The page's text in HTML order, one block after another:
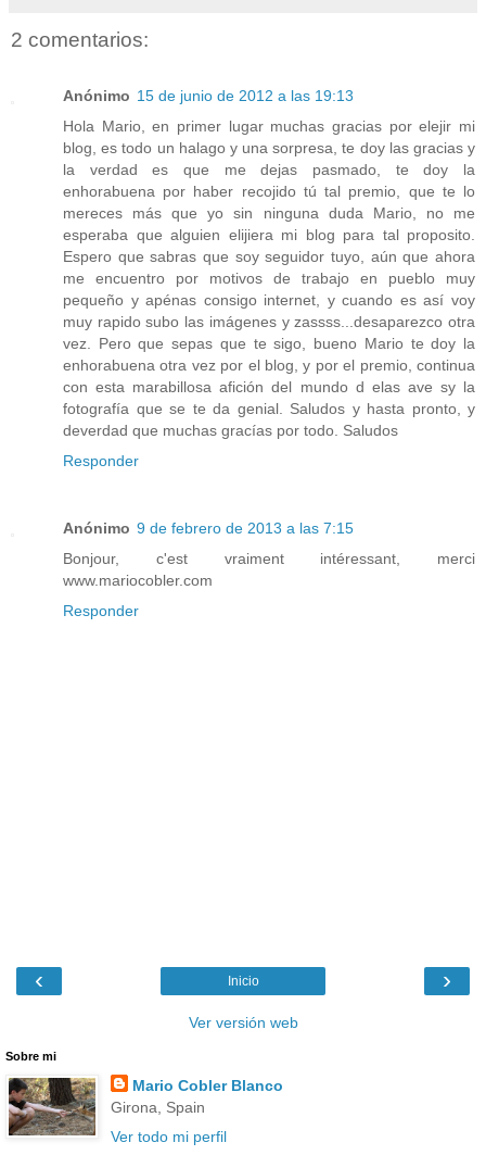
2 comentarios:
Anónimo 15 de junio de 2012 a las 19:13
Hola Mario, en primer lugar muchas gracias por elejir mi
blog, es todo un halago y una sorpresa, te doy las gracias y
la verdad es que me dejas pasmado, te doy la
enhorabuena por haber recojido tú tal premio, que te lo
mereces más que yo sin ninguna duda Mario, no me
esperaba que alguien elijiera mi blog para tal proposito.
Espero que sabras que soy seguidor tuyo, aún que ahora
me encuentro por motivos de trabajo en pueblo muy
pequeño y apénas consigo internet, y cuando es así voy
muy rapido subo las imágenes y zassss...desaparezco otra
vez. Pero que sepas que te sigo, bueno Mario te doy la
enhorabuena otra vez por el blog, y por el premio, continua
con esta marabillosa afición del mundo d elas ave sy la
fotografía que se te da genial. Saludos y hasta pronto, y
deverdad que muchas gracías por todo. Saludos
Responder
Anónimo 9 de febrero de 2013 a las 7:15
Bonjour, c'est vraiment intéressant, merci
www.mariocobler.com
Responder
‹ ›
Inicio
Ver versión web
Sobre mi
Mario Cobler Blanco
Girona, Spain
Ver todo mi perfil